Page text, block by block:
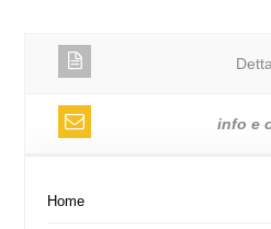
info e
Home